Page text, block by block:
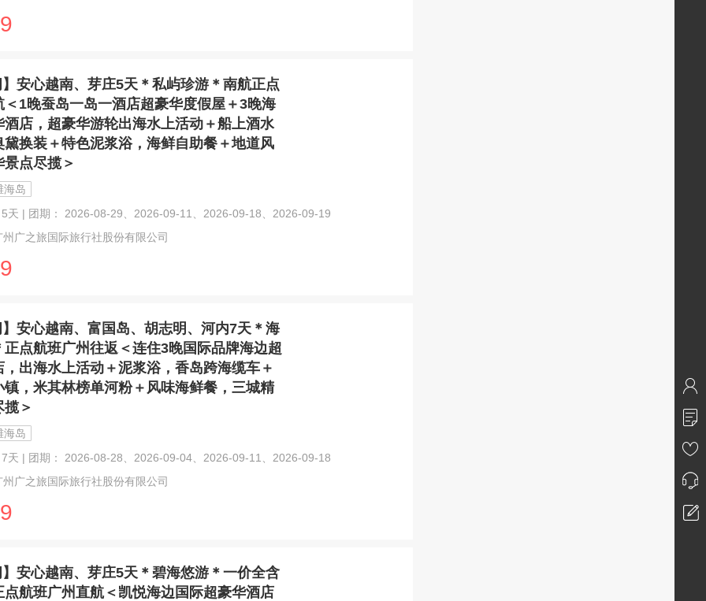
】安心越南、芽庄5天＊私屿珍游＊南航正点
＜1晚蚕岛一岛一酒店超豪华度假屋＋3晚海
酒店，超豪华游轮出海水上活动＋船上酒水
黛换装＋特色泥浆浴，海鲜自助餐＋地道风
点尽揽＞
海岛
天 | 团期： 2026-08-29、2026-09-11、2026-09-18、2026-09-19
广之旅国际旅行社股份有限公司
】安心越南、富国岛、胡志明、河内7天＊海
正点航班广州往返＜连住3晚国际品牌海边超
，出海水上活动＋泥浆浴，香岛跨海缆车＋
镇，米其林榜单河粉＋风味海鲜餐，三城精
揽＞
海岛
天 | 团期： 2026-08-28、2026-09-04、2026-09-11、2026-09-18
广之旅国际旅行社股份有限公司
】安心越南、芽庄5天＊碧海悠游＊一价全含
点航班广州直航＜凯悦海边国际超豪华酒店